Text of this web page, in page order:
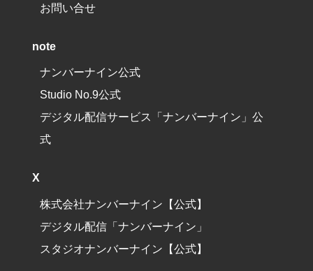
お問い合せ
note
ナンバーナイン公式
Studio No.9公式
デジタル配信サービス「ナンバーナイン」公
式
X
株式会社ナンバーナイン【公式】
デジタル配信「ナンバーナイン」
スタジオナンバーナイン【公式】